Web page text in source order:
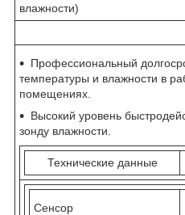
влажности)
Профессиональный
температуры и влажности в
помещениях.
Высокий уровень
зонду влажности.
Технические данные
Сенсор